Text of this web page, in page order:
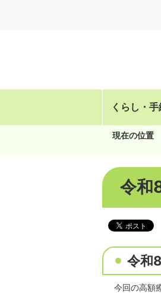
くらし・手
現在の位置
令和
令和
今回の高額